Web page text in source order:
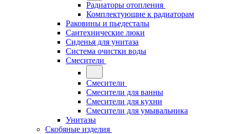
Радиаторы отопления
Комплектующие к радиаторам
Раковины и пьедесталы
Сантехнические люки
Сиденья для унитаза
Система очистки воды
Смесители
Смесители
Смесители для ванны
Смесители для кухни
Смесители для умывальника
Унитазы
Скобяные изделия